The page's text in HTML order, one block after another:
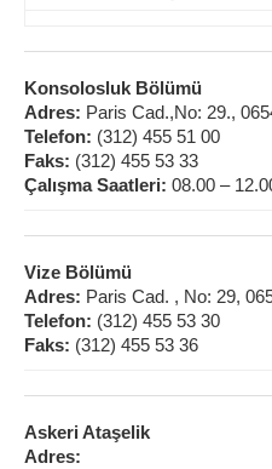
Konsolosluk Bölümü
Adres: Paris Cad.,No: 29.,
Telefon: (312) 455 51 00
Faks: (312) 455 53 33
Çalışma Saatleri: 08.00 –
Vize Bölümü
Adres: Paris Cad. , No: 29,
Telefon: (312) 455 53 30
Faks: (312) 455 53 36
Askeri Ataşelik
Adres: